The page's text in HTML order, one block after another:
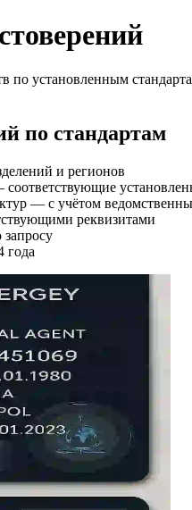
установленным
по стандартам
и регионов
соответствующие
— с учётом
реквизитами
года